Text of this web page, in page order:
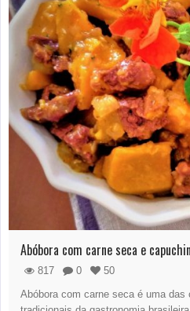
Abóbora com carne seca e
817 0
50
Abóbora com carne seca é uma